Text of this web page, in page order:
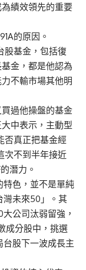
績效領先的重要
的原因。
股基金，包括復
金，都是他認為
不輸市場其他明
過他操盤的基金
中表示，主動型
否真正把基金經
次不到半年接近
潛力。
特色，並不是單純
灣未來50」。其
公司汰弱留強，
成分股中，挑選
股下一波成長主